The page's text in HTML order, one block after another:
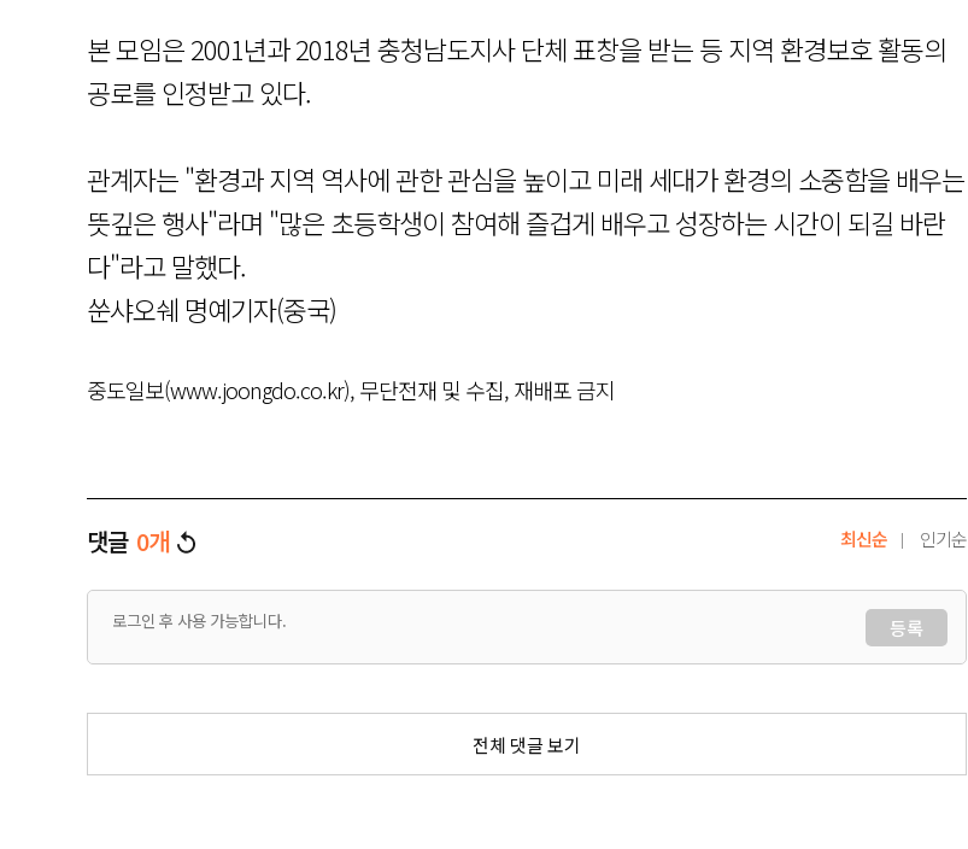
본 모임은 2001년과 2018년 충청남도지사 단체 표창을 받는 등 지역 환경보호 활동의
공로를 인정받고 있다.
관계자는 "환경과 지역 역사에 관한 관심을 높이고 미래 세대가 환경의 소중함을 배우는
뜻깊은 행사"라며 "많은 초등학생이 참여해 즐겁게 배우고 성장하는 시간이 되길 바란
다"라고 말했다.
쑨샤오쉐 명예기자(중국)
중도일보(www.joongdo.co.kr), 무단전재 및 수집, 재배포 금지
댓글 0개 최신순 인기순
등록
전체 댓글 보기